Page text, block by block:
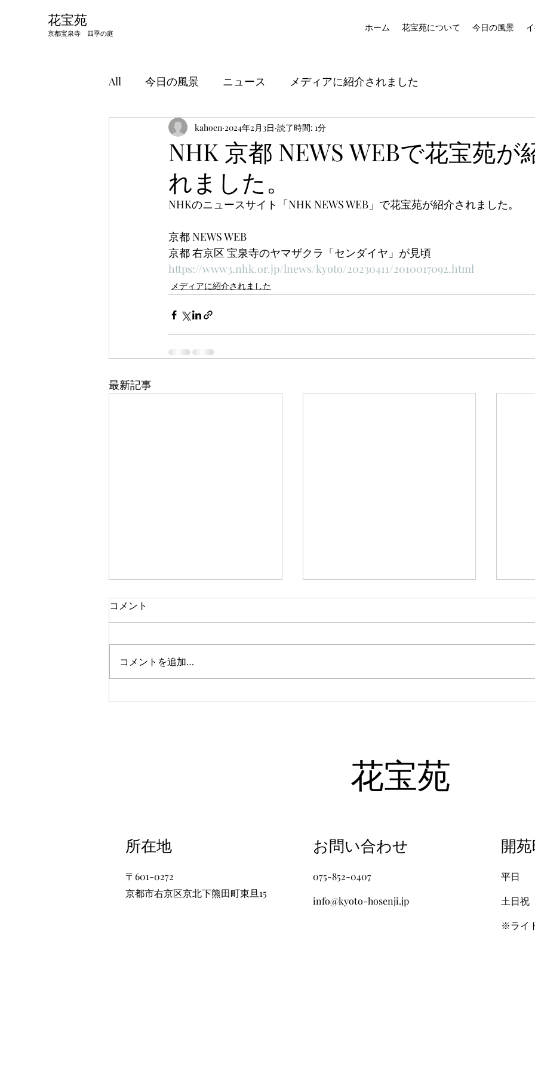
​花宝苑
京都宝泉寺 四季の庭
ホーム 花宝苑について 今日の風景
All 今日の風景 ニュース メディアに紹介されました
NHK 京都 NEWS WEBで花宝苑が
れました。
kahoen 2024年2月3日 読了時間: 1分
NHKのニュースサイト「NHK NEWS WEB」で花宝苑が紹介されました。
京都 NEWS WEB
京都 右京区 宝泉寺のヤマザクラ「センダイヤ」が見頃
https://www3.nhk.or.jp/lnews/kyoto/20230411/2010017092.html
メディアに紹介されました
最新記事
NHK国際放送 宝泉寺の桜が
＜GO KYOTO＞ サイトに記事
ました。詳しく紹介されておりま
月
コメント
コメントを追加…
​花宝苑
​所在地
〒601-0272
京都市右京区京北下熊田町東旦15
​お問い合わせ
075-852-0407
info@kyoto-hosenji.jp
開
​平日
土日祝
​※ライ